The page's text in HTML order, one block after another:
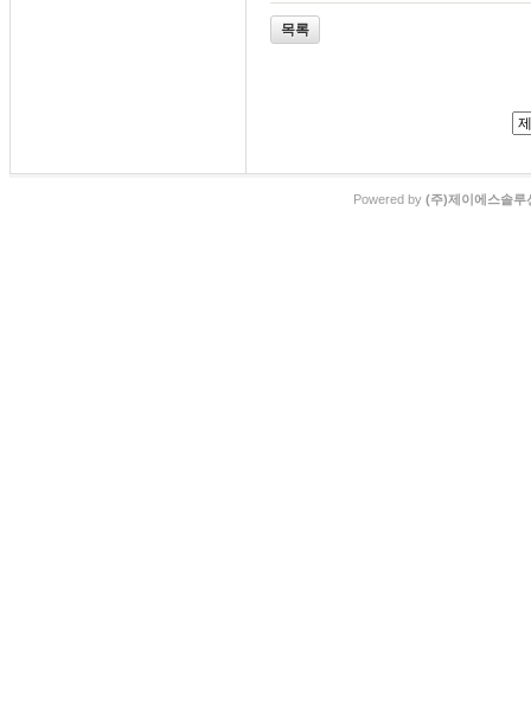
목록
Powered by (주)제이에스솔루